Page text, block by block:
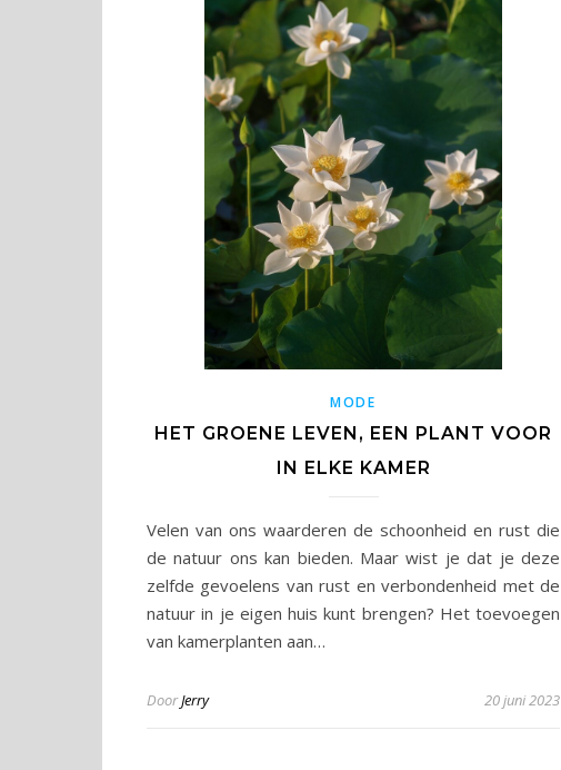
MODE
HET GROENE LEVEN, EEN PLANT VOOR
IN ELKE KAMER
Velen van ons waarderen de schoonheid en rust die
de natuur ons kan bieden. Maar wist je dat je deze
zelfde gevoelens van rust en verbondenheid met de
natuur in je eigen huis kunt brengen? Het toevoegen
van kamerplanten aan…
DoorJerry 20 juni 2023